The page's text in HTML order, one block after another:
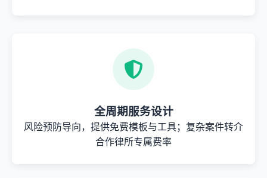
全周期服务设计
风险预防导向，提供免费模板与工具；复杂案件转介
合作律所专属费率